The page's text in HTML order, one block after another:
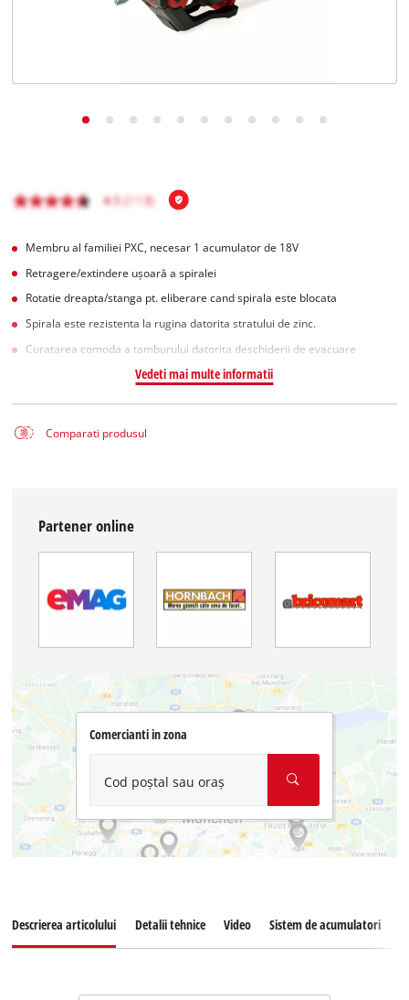
Membru al familiei PXC, necesar 1 acumulator de 18V
Retragere/extindere ușoară a spiralei
Rotatie dreapta/stanga pt. eliberare cand spirala este blocata
Spirala este rezistenta la rugina datorita stratului de zinc.
Curatarea comoda a tamburului datorita deschiderii de evacuare
Vedeti mai multe informatii
Comparati produsul
Partener online
Comercianti in zona
Cod poștal sau oraș
Descrierea articolului Detalii tehnice Video Sistem de acumulatori